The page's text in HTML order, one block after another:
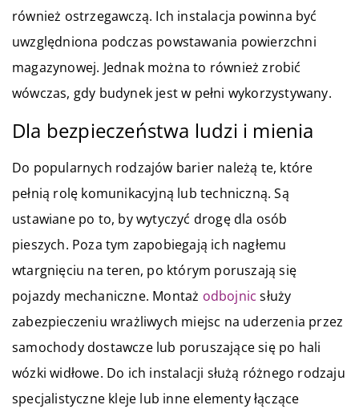
również ostrzegawczą. Ich instalacja powinna być
uwzględniona podczas powstawania powierzchni
magazynowej. Jednak można to również zrobić
wówczas, gdy budynek jest w pełni wykorzystywany.
Dla bezpieczeństwa ludzi i mienia
Do popularnych rodzajów barier należą te, które
pełnią rolę komunikacyjną lub techniczną. Są
ustawiane po to, by wytyczyć drogę dla osób
pieszych. Poza tym zapobiegają ich nagłemu
wtargnięciu na teren, po którym poruszają się
pojazdy mechaniczne. Montaż odbojnic służy
zabezpieczeniu wrażliwych miejsc na uderzenia przez
samochody dostawcze lub poruszające się po hali
wózki widłowe. Do ich instalacji służą różnego rodzaju
specjalistyczne kleje lub inne elementy łączące